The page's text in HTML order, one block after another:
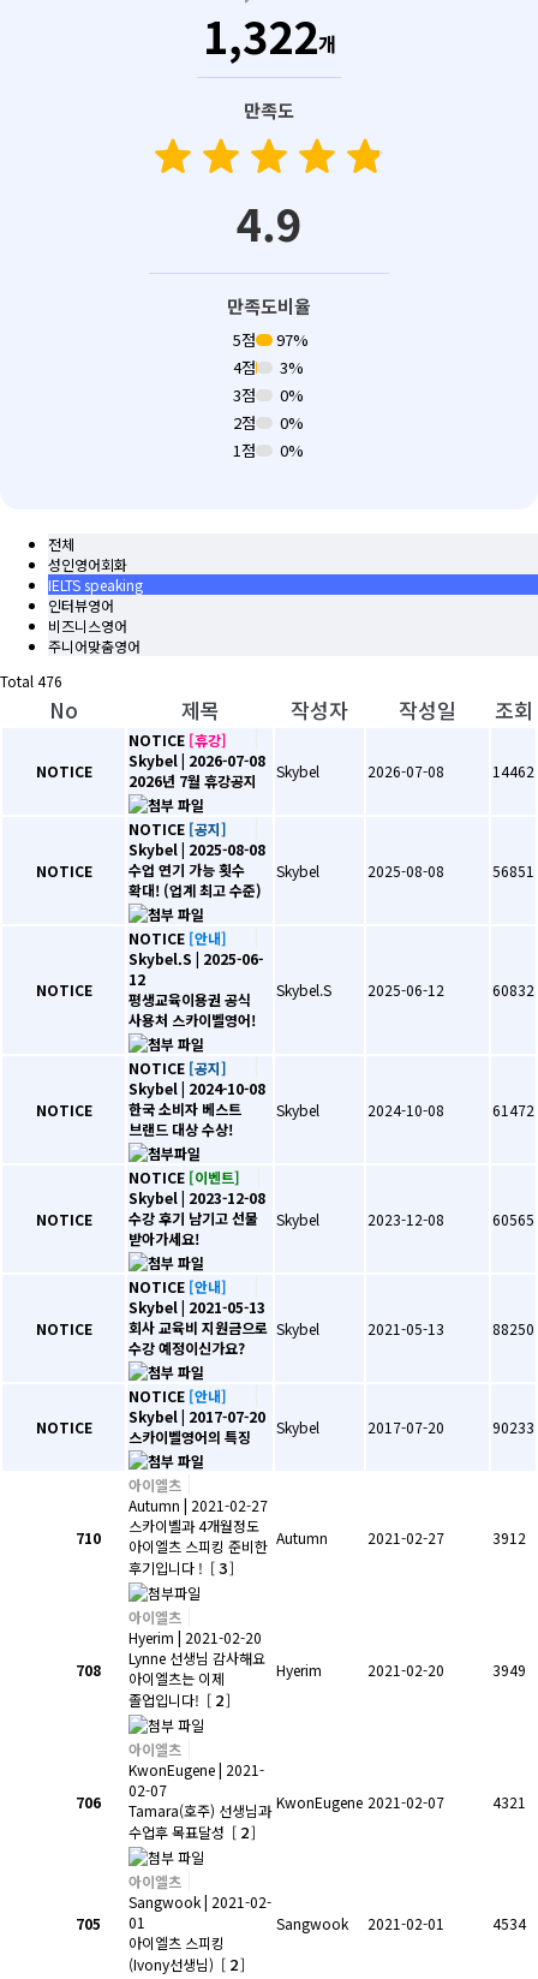
1,322개
만족도
star
star star
star star
star star
star star
star
4.9
만족도비율
5점
97%
4점
3%
3점
0%
2점
0%
1점
0%
전체
성인영어회화
IELTS speaking
인터뷰영어
비즈니스영어
주니어맞춤영어
Total 476
No 제목 작성자 작성일 조회
NOTICE
NOTICE [휴강]
Skybel| 2026-07-08
2026년 7월 휴강공지
Skybel 2026-07-08 14462
NOTICE
NOTICE [공지]
Skybel| 2025-08-08
수업 연기 가능 횟수
확대! (업계 최고 수준)
Skybel 2025-08-08 56851
NOTICE
NOTICE [안내]
Skybel.S | 2025-06-
12
평생교육이용권 공식
사용처 스카이벨영어!
Skybel.S 2025-06-12 60832
NOTICE
NOTICE [공지]
Skybel| 2024-10-08
한국 소비자 베스트
브랜드 대상 수상!
Skybel 2024-10-08 61472
NOTICE
NOTICE [이벤트]
Skybel| 2023-12-08
수강 후기 남기고 선물
받아가세요!
Skybel 2023-12-08 60565
NOTICE
NOTICE [안내]
Skybel| 2021-05-13
회사 교육비 지원금으로
수강 예정이신가요?
Skybel 2021-05-13 88250
NOTICE
NOTICE [안내]
Skybel| 2017-07-20
스카이벨영어의 특징
Skybel 2017-07-20 90233
710
아이엘츠
Autumn | 2021-02-27
스카이벨과 4개월정도
아이엘츠 스피킹 준비한
후기입니다 ! [3]
Autumn 2021-02-27 3912
708
아이엘츠
Hyerim | 2021-02-20
Lynne 선생님 감사해요
아이엘츠는 이제
졸업입니다! [ 2]
Hyerim 2021-02-20 3949
706
아이엘츠
KwonEugene| 2021-
02-07
Tamara(호주) 선생님과
수업후 목표달성 [ 2]
KwonEugene 2021-02-07 4321
705
아이엘츠
Sangwook| 2021-02-
01
아이엘츠 스피킹
(Ivony선생님) [ 2]
Sangwook 2021-02-01 4534